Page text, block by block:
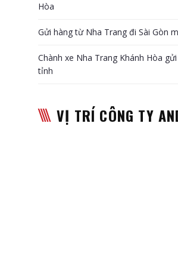
Hòa
Gửi hàng từ Nha Trang đi Sài Gòn
Chành xe Nha Trang Khánh Hòa
tỉnh
VỊ TRÍ CÔNG TY